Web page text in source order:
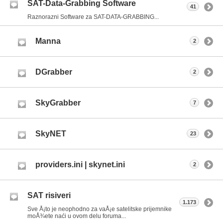
SAT-Data-Grabbing Software
Raznorazni Software za SAT-DATA-GRABBING...
41
Manna 2
DGrabber 2
SkyGrabber 7
SkyNET 23
providers.ini | skynet.ini 2
SAT risiveri
Sve Å¡to je neophodno za vaÅ¡e satelitske prijemnike
moÅ¾ete naći u ovom delu foruma...
1.173